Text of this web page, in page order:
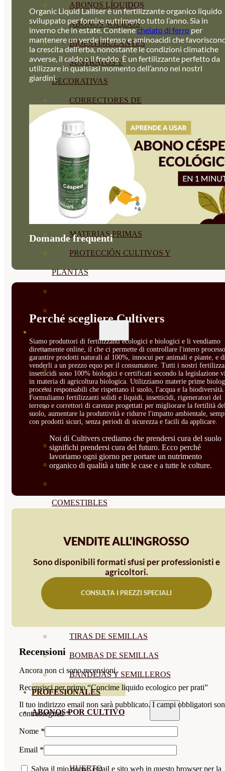
ABONOS LÍQUIDOS
ABONOS SOLIDOS
BIOESTIMULANTES
SUSTRATOS Y
DECORATIVAS
CORRECTORES DE
CARENCIAS
ENRAIZANTES
MADURACIÓN Y ENGORDE
REGENERADORES DEL
SUELO
ÁCIDOS HÚMICOS
MATERIAS PRIMAS
PROTECCIÓN CULTIVOS Y
PLANTAS
VER TODAS
BIODINÁMICAS DEMETER
HORTALIZA FRUTO
SEMILLAS HORTALIZA DE
HOJA
SEMILLAS AROMÁTICAS
SEMILLAS FLORES
COMESTIBLES
SEMILLAS BRASICAS
SEMILLAS RAÍZ
SEMILLAS LEGUMINOSAS
MICROGREEN
TIRAS DE SEMILLAS
BOMBAS DE SEMILLAS
BANDEJAS Y SEMILLEROS
PROFESIONALES
ABONOS POR CULTIVO
HUERTO
Organic Liquid Lailiser è un fertilizzante organico liquido
sviluppato per fornire nutrimento tutto l’anno. Sia in
inverno che in estate. Contienechelato di ferro per
mantenere un verde intenso e aminoacidi che
la crescita dell’erba, nonostante le condizioni climatiche
avverse, il caldo o il freddo. È un fertilizzante perfetto da
utilizzare in qualsiasi momento dell’anno nei nostri
giardini.
Domande frequenti
Perché scegliere Cultivers
Siamo produttori di fertilizzanti ecologici e biologici e li vendiamo
direttamente online, il che ci permette di controllare l'intero
garantire prodotti naturali al 100%, innocui per animali e piante, e
venderli a un prezzo equo per il consumatore. Tutti i nostri
insetticidi sono 100% biologici e certificati secondo la legislazione
in materia di agricoltura biologica. Utilizziamo materie prime
processi responsabili che rispettano il suolo, l'acqua e la biodiversità.
Formuliamo fertilizzanti solidi e liquidi, insetticidi, rigeneratori del
terreno e correttori di carenze progettati per migliorare la fertilità
suolo, aumentare la produttività e ridurre l'impatto ambientale,
con prodotti sicuri, senza periodi di sicurezza e facili da applicare.
Noi di Cultivers crediamo che prendersi cura del suolo
significhi prendersi cura del futuro. Ecco perché
lavoriamo ogni giorno per portare un nutrimento
organico di qualità a tutte le case e a tutte le colture.
VENDITE ALL'INGROSSO
Sono disponibili formati sfusi per professionisti e
agricoltori.
CONSULTA I PREZZI SPECIALI
Recensioni
Ancora non ci sono recensioni.
Recensisci per primo “Concime liquido ecologico per prati”
Il tuo indirizzo email non sarà pubblicato. I campi obbligatori
contrassegnati*
Nome *
Email *
Salva il mio nome, email e sito web in questo browser per la